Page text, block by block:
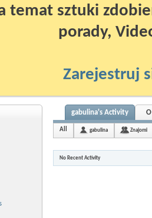
temat sztuki
porady,
Zarejestruj
gabulina's Activity
All gabulina Znajomi
No Recent Activity